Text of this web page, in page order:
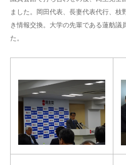
ました。岡田代表、長妻代表代行、枝
き情報交換。大学の先輩である蓮舫議
た。